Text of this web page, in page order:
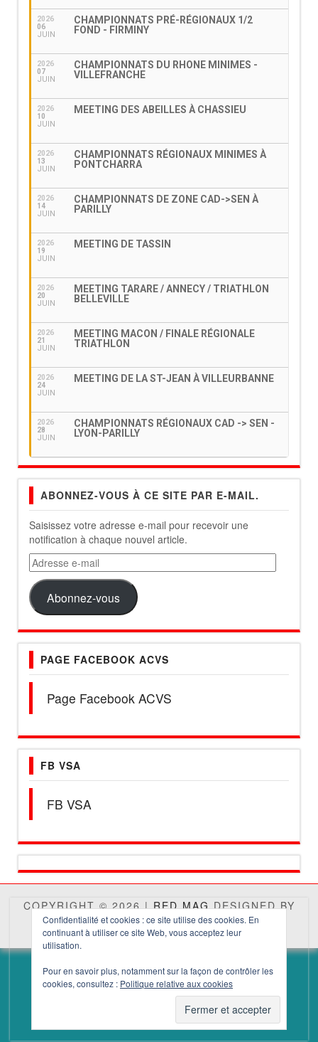
Confidentialité et cookies : ce site utilise des cookies. En
continuant à utiliser ce site Web, vous acceptez leur
utilisation.
Pour en savoir plus, notamment sur la façon de contrôler les
cookies, consultez : Politique relative aux cookies
2026
06
JUIN
CHAMPIONNATS PRÉ-RÉGIONAUX 1/2
FOND - FIRMINY
2026
07
JUIN
CHAMPIONNATS DU RHONE MINIMES -
VILLEFRANCHE
2026
10
JUIN
MEETING DES ABEILLES À CHASSIEU
2026
13
JUIN
CHAMPIONNATS RÉGIONAUX MINIMES À
PONTCHARRA
2026
14
JUIN
CHAMPIONNATS DE ZONE CAD->SEN À
PARILLY
2026
19
JUIN
MEETING DE TASSIN
2026
20
JUIN
MEETING TARARE / ANNECY / TRIATHLON
BELLEVILLE
2026
21
JUIN
MEETING MACON / FINALE RÉGIONALE
TRIATHLON
2026
24
JUIN
MEETING DE LA ST-JEAN À VILLEURBANNE
2026
28
JUIN
CHAMPIONNATS RÉGIONAUX CAD -> SEN -
LYON-PARILLY
ABONNEZ-VOUS À CE SITE PAR E-MAIL.
Saisissez votre adresse e-mail pour recevoir une
notification à chaque nouvel article.
Adresse
e-
mail
Abonnez-vous
PAGE FACEBOOK ACVS
Page Facebook ACVS
FB VSA
FB VSA
COPYRIGHT © 2026 |RED MAGDESIGNED BY
THEMES4WP